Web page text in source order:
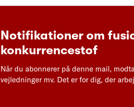
Notifikationer om
konkurrencestof
Når du abonnerer på denne mail,
vejledninger mv. Det er for dig, der